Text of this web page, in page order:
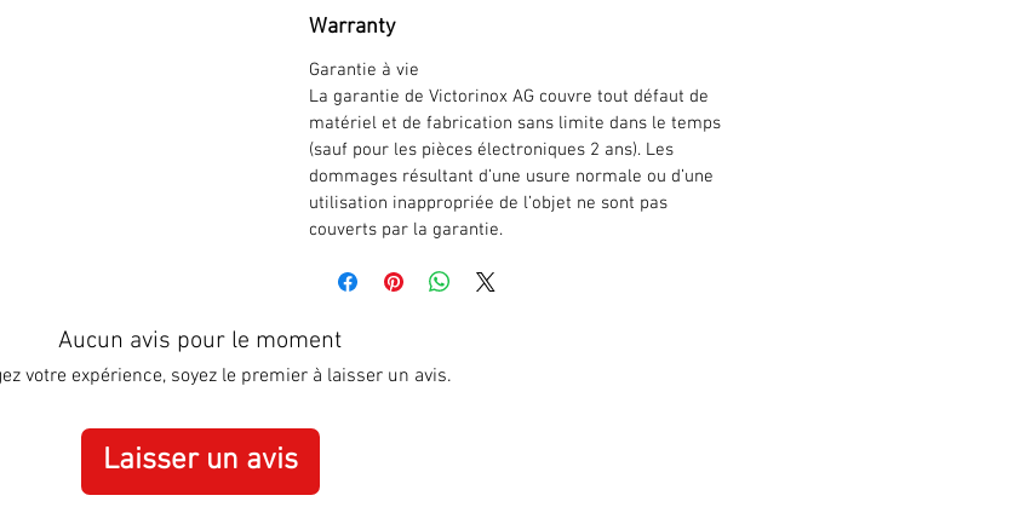
Warranty
Garantie à vie
La garantie de Victorinox AG couvre tout défaut de
matériel et de fabrication sans limite dans le temps
(sauf pour les pièces électroniques 2 ans). Les
dommages résultant d’une usure normale ou d’une
utilisation inappropriée de l’objet ne sont pas
couverts par la garantie.
Aucun avis pour le moment
votre expérience, soyez le premier à laisser un avis.
Laisser un avis